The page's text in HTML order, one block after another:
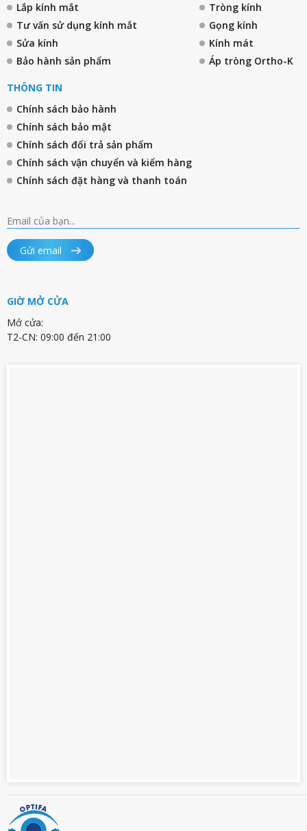
Lắp kính mắt
Tư vấn sử dụng kính mắt
Sửa kính
Bảo hành sản phẩm
Tròng kính
Gọng kính
Kính mát
Áp tròng Ortho-K
THÔNG TIN
Chính sách bảo hành
Chính sách bảo mật
Chính sách đổi trả sản phẩm
Chính sách vận chuyển và kiểm hàng
Chính sách đặt hàng và thanh toán
Gửi email
GIỜ MỞ CỬA
Mở cửa:
T2-CN: 09:00 đến 21:00